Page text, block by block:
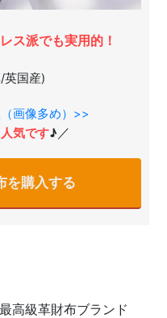
ス派でも実用的！
英国産)
画像多め）>>
気です♪ ／
を購入する
高級革財布ブランド